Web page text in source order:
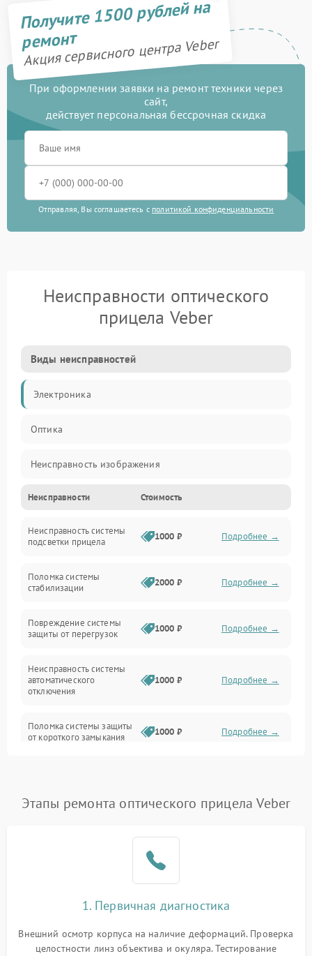
Получите 1500 рублей на
ремонт
Акция сервисного центра Veber
При оформлении заявки на ремонт техники через
сайт,
действует персональная бессрочная скидка
Отправляя, Вы соглашаетесь с политикой конфиденциальности
Неисправности оптического
прицела Veber
Виды неисправностей
Электроника
Оптика
Неисправность изображения
Механические повреждения
Неисправность фокусировки и оптики
Электропитание
Механика
Корпус/Герметичность
Неисправности Стоимость
Неисправность системы
подсветки прицела
1000 ₽ Подробнее →
Поломка системы
стабилизации
2000 ₽ Подробнее →
Повреждение системы
защиты от перегрузок
1000 ₽ Подробнее →
Неисправность системы
автоматического
отключения
1000 ₽ Подробнее →
Поломка системы защиты
от короткого замыкания
1000 ₽ Подробнее →
1000 ₽
защиты от перегрева
Этапы ремонта оптического прицела Veber
1. Первичная диагностика
Внешний осмотр корпуса на наличие деформаций. Проверка
целостности линз объектива и окуляра. Тестирование